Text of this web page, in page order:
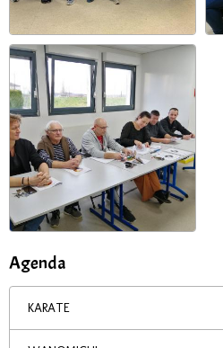
Agenda
KARATE